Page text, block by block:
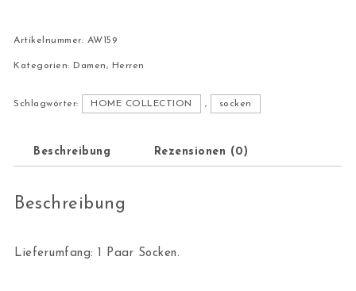
Artikelnummer: AW159
Kategorien: Damen, Herren
Schlagwörter: HOME COLLECTION , socken
Beschreibung Rezensionen (0)
Beschreibung
Lieferumfang: 1 Paar Socken.